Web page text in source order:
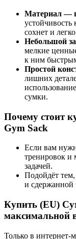
Материал —
сохнет и
Небольшой
мелкие
к ним
Простой
лишних
сумки.
Почему стоит
Gym Sack
Если вам
тренировок и
задачей.
Подойдёт
и сдержанной
Купить (EU)
максимальной
Только в интернет-